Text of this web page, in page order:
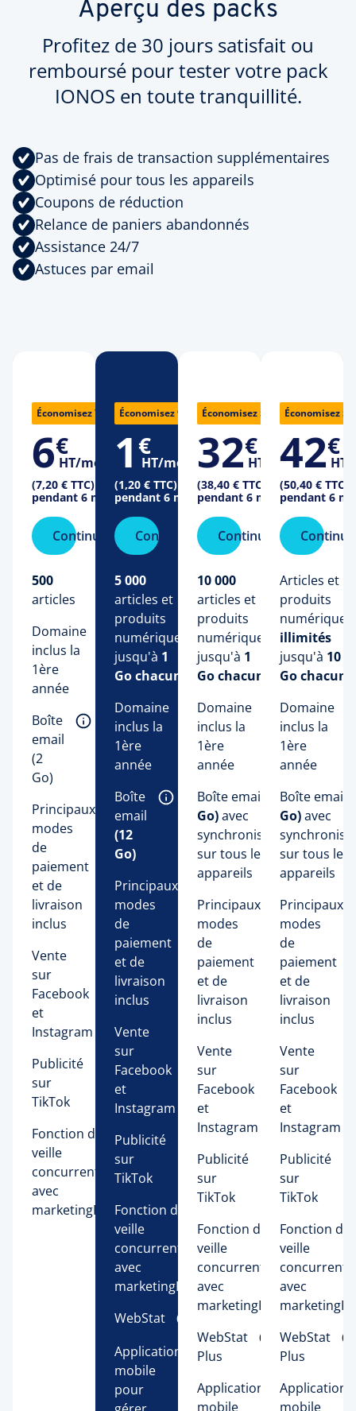
Aperçu des packs
Profitez de 30 jours satisfait ou
remboursé pour tester votre pack
IONOS en toute tranquillité.
Pas de frais de transaction supplémentaires
Optimisé pour tous les appareils
Coupons de réduction
Relance de paniers abandonnés
Assistance 24/7
Astuces par email
Économisez 73% 22 €
6€
HT/mois
(7,20 € TTC)
pendant 6 mois
Continuer
500
articles
Domaine
inclus la
1ère
année
Boîte
email
(2
Go)
Principaux
modes
de
paiement
et de
livraison
inclus
Vente
sur
Facebook
et
Instagram
Publicité
sur
TikTok
Fonction de
veille
concurrentielle
avec
marketingRadar
Économisez 97% 32 €
1 €
HT/mois
(1,20 € TTC)
pendant 6 mois
Continuer
5 000
articles et
produits
numériques
jusqu'à 1
Go chacun
Domaine
inclus la
1ère
année
Boîte
email
(12
Go)
Principaux
modes
de
paiement
et de
livraison
inclus
Vente
sur
Facebook
et
Instagram
Publicité
sur
TikTok
Fonction de
veille
concurrentielle
avec
marketingRadar
WebStat
Application
mobile
pour
Économisez 51% 65 €
32€
HT/mois
(38,40 € TTC)
pendant 6 mois
Continuer
10 000
articles et
produits
numériques
jusqu'à 1
Go chacun
Domaine
inclus la
1ère
année
Boîte email
(50
Go) avec
synchronisation
sur tous les
appareils
Principaux
modes
de
paiement
et de
livraison
inclus
Vente
sur
Facebook
et
Instagram
Publicité
sur
TikTok
Fonction de
veille
concurrentielle
avec
marketingRadar
WebStat
Plus
Application
mobile
Économisez
42€
(50,40 € TTC)
pendant 6
Articles et
produits
numériques
illimités
jusqu'à 10
Go chacun
Domaine
inclus la
1ère
année
Boîte email
Go) avec
sur tous les
appareils
Principaux
modes
de
paiement
et de
livraison
inclus
Vente
sur
Facebook
et
Instagram
Publicité
sur
TikTok
Fonction de
veille
avec
WebStat
Plus
Application
mobile